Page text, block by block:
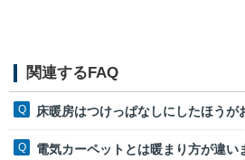
関連するFAQ
床暖房はつけっぱなしにしたほうが
電気カーペットとは暖まり方が違い